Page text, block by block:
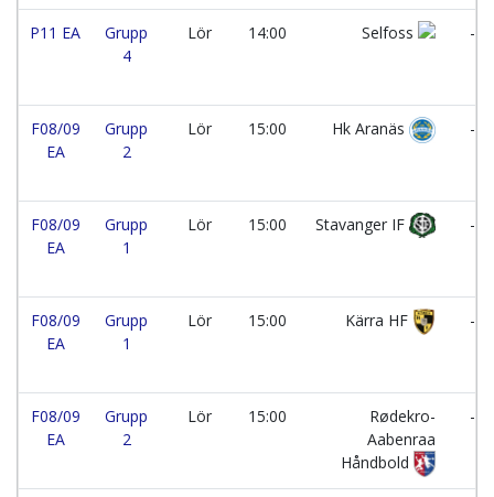
P11 EA
Grupp
4
Lör 14:00 Selfoss -
F08/09
EA
Grupp
2
Lör 15:00 Hk Aranäs -
F08/09
EA
Grupp
1
Lör 15:00 Stavanger IF -
F08/09
EA
Grupp
1
Lör 15:00 Kärra HF -
F08/09
EA
Grupp
2
Lör 15:00
Rødekro-
Aabenraa
Håndbold
-